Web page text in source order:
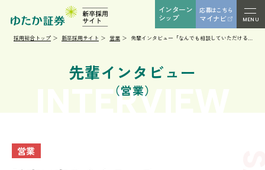
インターン
シップ
応募はこちら
マイナビ MENU
採用総合トップ 新卒採用サイト 営業
先輩インタビュー「なんでも相談していただける営
先輩インタビュー
（営業）
INTERVIEW
営業